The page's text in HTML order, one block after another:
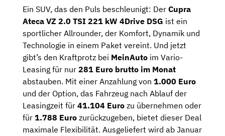
Ein SUV, das den Puls beschleunigt: Der Cupra
Ateca VZ 2.0 TSI 221 kW 4Drive DSG ist ein
sportlicher Allrounder, der Komfort, Dynamik und
Technologie in einem Paket vereint. Und jetzt
gibt’s den Kraftprotz bei MeinAuto im Vario-
Leasing für nur 281 Euro brutto im Monat
abstauben. Mit einer Anzahlung von 1.000 Euro
und der Option, das Fahrzeug nach Ablauf der
Leasingzeit für 41.104 Euro zu übernehmen oder
für 1.788 Euro zurückzugeben, bietet dieser Deal
maximale Flexibilität. Ausgeliefert wird ab Januar